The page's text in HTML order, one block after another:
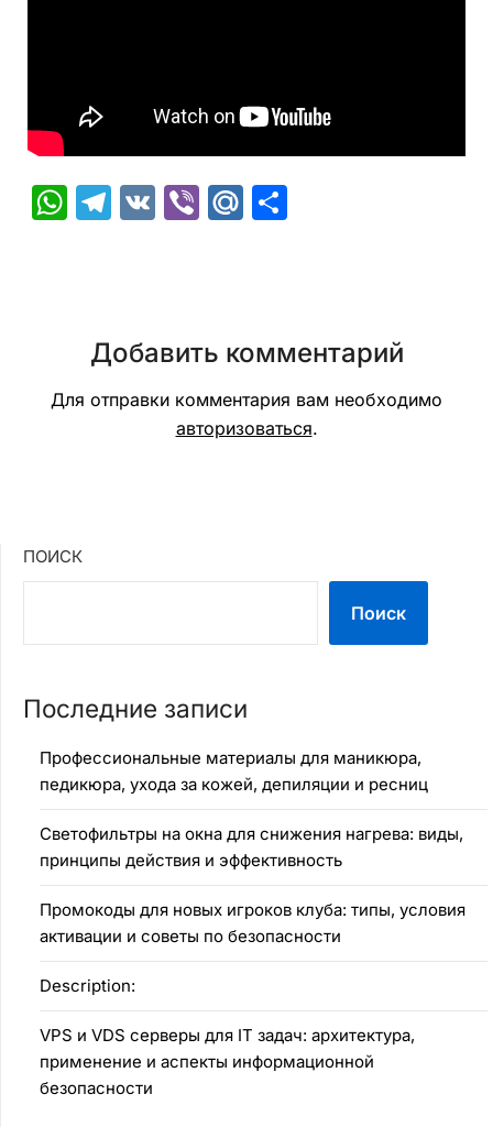
WhatsApp
Telegram
VK ViberMail.Ru
Добавить комментарий
Для отправки комментария вам необходимо
авторизоваться.
ПОИСК
Поиск
Последние записи
Профессиональные материалы для маникюра,
педикюра, ухода за кожей, депиляции и ресниц
Светофильтры на окна для снижения нагрева: виды,
принципы действия и эффективность
Промокоды для новых игроков клуба: типы, условия
активации и советы по безопасности
Description:
VPS и VDS серверы для IT задач: архитектура,
применение и аспекты информационной
безопасности